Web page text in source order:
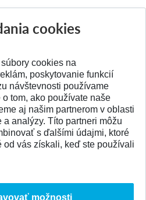
NA VRCH
cookies
cookies na
poskytovanie funkcií
návštevnosti používame
tom, ako používate naše
aj našim partnerom v oblasti
analýzy. Títo partneri môžu
s ďalšími údajmi, ktoré
od vás získali, keď ste používali
možnosti